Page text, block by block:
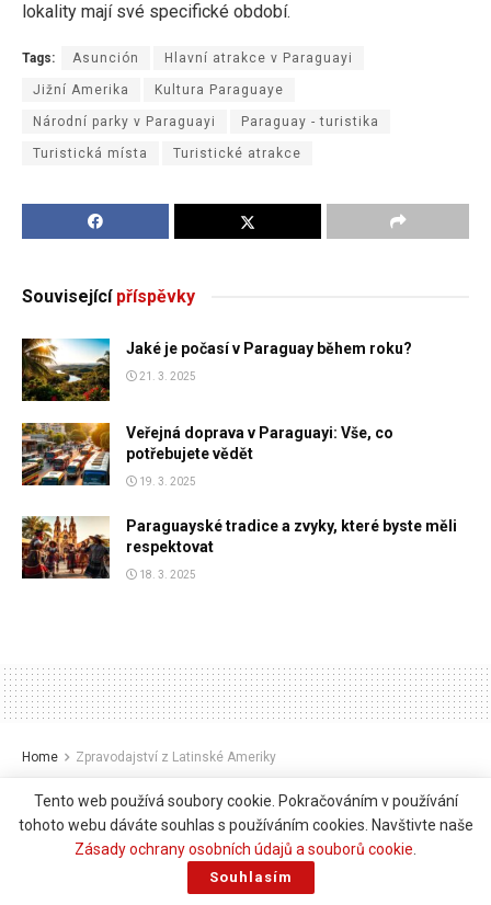
lokality mají své specifické období.
Tags: Asunción Hlavní atrakce v Paraguayi
Jižní Amerika Kultura Paraguaye
Národní parky v Paraguayi Paraguay - turistika
Turistická místa Turistické atrakce
Souvisejícípříspěvky
Jaké je počasí v Paraguay během roku?
21. 3. 2025
Veřejná doprava v Paraguayi: Vše, co
potřebujete vědět
19. 3. 2025
Paraguayské tradice a zvyky, které byste měli
respektovat
18. 3. 2025
Home Zpravodajství z Latinské Ameriky
Eduardo Bolsonaro požádá o
politický azyl ve Spojených
státech – Mercopress
Tento web používá soubory cookie. Pokračováním v používání
tohoto webu dáváte souhlas s používáním cookies. Navštivte naše
Zásady ochrany osobních údajů a souborů cookie
Souhlasím